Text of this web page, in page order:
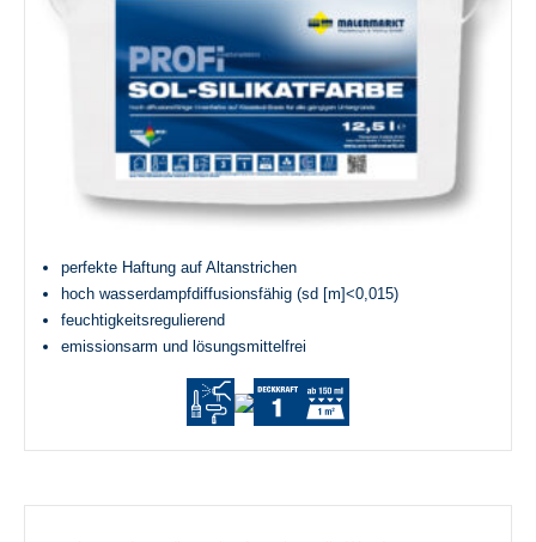
perfekte Haftung auf Altanstrichen
hoch wasserdampfdiffusionsfähig (sd [m]<0,015)
feuchtigkeitsregulierend
emissionsarm und lösungsmittelfrei